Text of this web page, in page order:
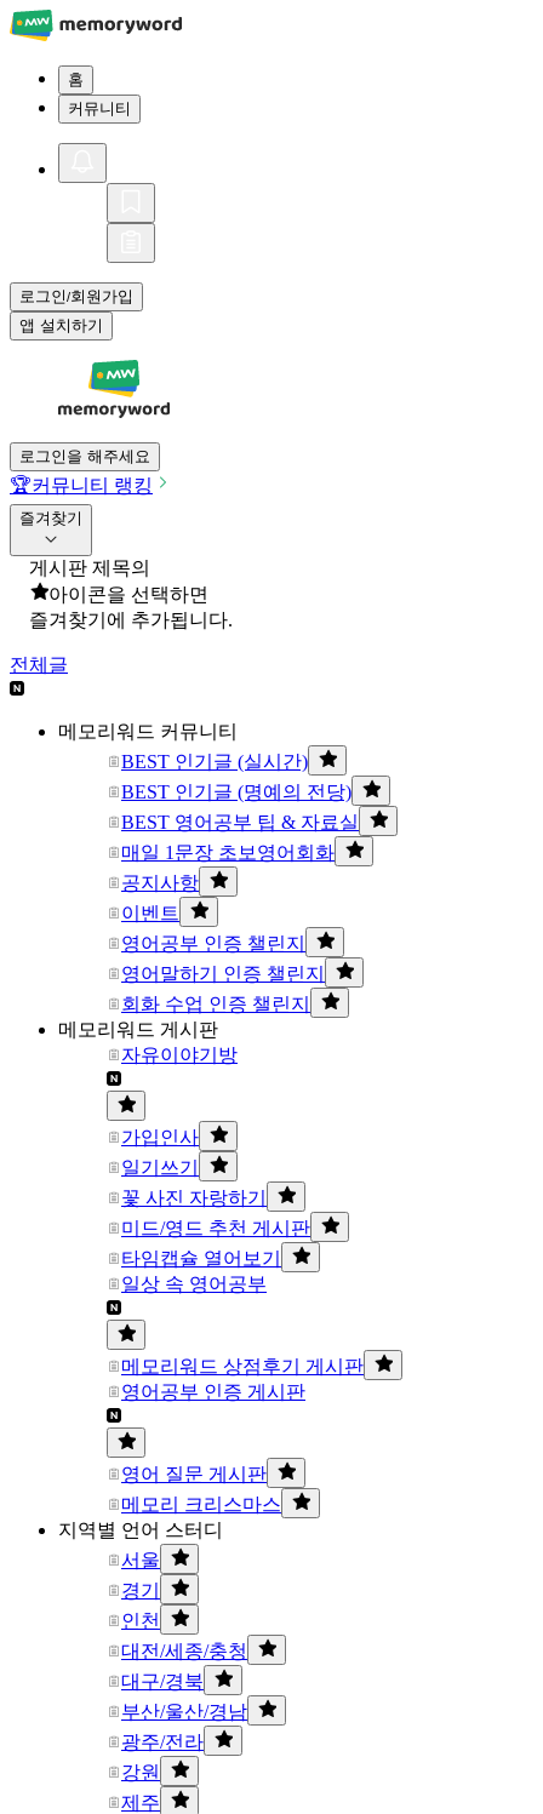
홈
커뮤니티
로그인/회원가입
앱 설치하기
로그인을 해주세요
🏆커뮤니티 랭킹
즐겨찾기
게시판 제목의
아이콘을 선택하면
즐겨찾기에 추가됩니다.
전체글
메모리워드 커뮤니티
BEST 인기글 (실시간)
BEST 인기글 (명예의 전당)
BEST 영어공부 팁 & 자료실
매일 1문장 초보영어회화
공지사항
이벤트
영어공부 인증 챌린지
영어말하기 인증 챌린지
회화 수업 인증 챌린지
메모리워드 게시판
자유이야기방
가입인사
일기쓰기
꽃 사진 자랑하기
미드/영드 추천 게시판
타임캡슐 열어보기
일상 속 영어공부
메모리워드 상점후기 게시판
영어공부 인증 게시판
영어 질문 게시판
메모리 크리스마스
지역별 언어 스터디
서울
경기
인천
대전/세종/충청
대구/경북
부산/울산/경남
광주/전라
강원
제주